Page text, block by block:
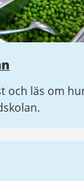
och läs om